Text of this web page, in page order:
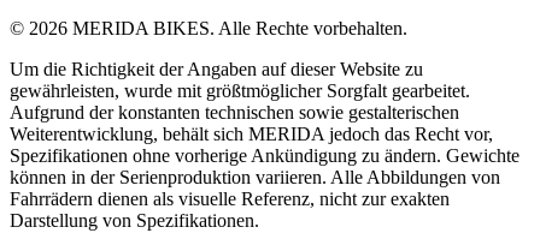
© 2026 MERIDA BIKES. Alle Rechte vorbehalten.
Um die Richtigkeit der Angaben auf dieser Website zu
gewährleisten, wurde mit größtmöglicher Sorgfalt gearbeitet.
Aufgrund der konstanten technischen sowie gestalterischen
Weiterentwicklung, behält sich MERIDA jedoch das Recht vor,
Spezifikationen ohne vorherige Ankündigung zu ändern. Gewichte
können in der Serienproduktion variieren. Alle Abbildungen von
Fahrrädern dienen als visuelle Referenz, nicht zur exakten
Darstellung von Spezifikationen.